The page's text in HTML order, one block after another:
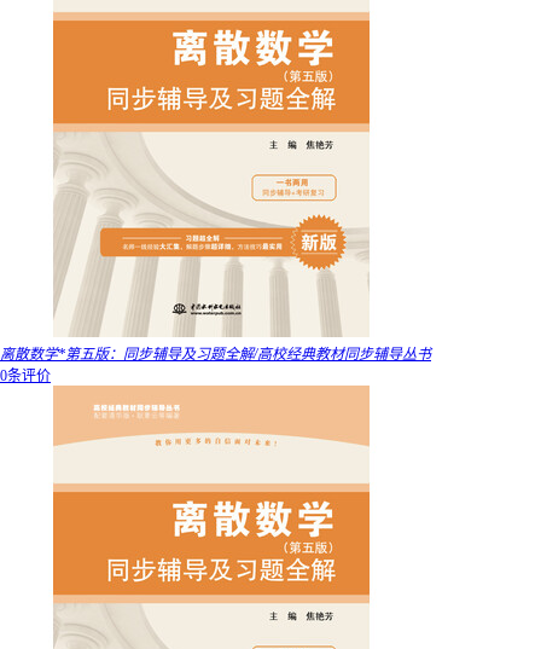
离散数学*第五版：同步辅导及习题全解/高校经典教材同步辅导丛书
0条评价